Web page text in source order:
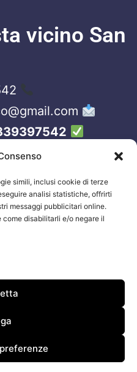
simili, inclusi cookie di terze
analisi statistiche, offrirti
messaggi pubblicitari online.
disabilitarli e/o negare il
vicino San
sui nostri social.
fuori gli orari
su appuntamento.